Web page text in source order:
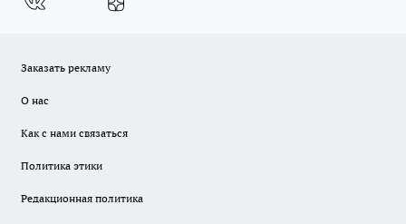
Заказать рекламу
О нас
Как с нами связаться
Политика этики
Редакционная политика